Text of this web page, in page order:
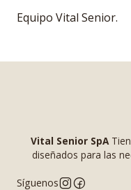
Equipo Vital Senior.
Vital Senior SpA
diseñados para las
Síguenos